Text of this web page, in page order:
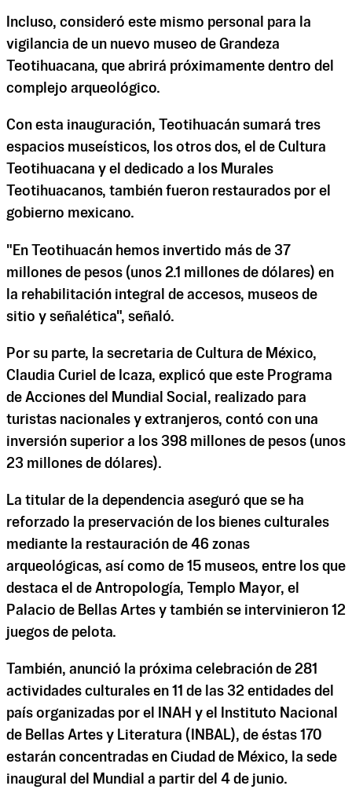
Incluso, consideró este mismo personal para la
vigilancia de un nuevo museo de Grandeza
Teotihuacana, que abrirá próximamente dentro del
complejo arqueológico.
Con esta inauguración, Teotihuacán sumará tres
espacios museísticos, los otros dos, el de Cultura
Teotihuacana y el dedicado a los Murales
Teotihuacanos, también fueron restaurados por el
gobierno mexicano.
"En Teotihuacán hemos invertido más de 37
millones de pesos (unos 2.1 millones de dólares) en
la rehabilitación integral de accesos, museos de
sitio y señalética", señaló.
Por su parte, la secretaria de Cultura de México,
Claudia Curiel de Icaza, explicó que este Programa
de Acciones del Mundial Social, realizado para
turistas nacionales y extranjeros, contó con una
inversión superior a los 398 millones de pesos (unos
23 millones de dólares).
La titular de la dependencia aseguró que se ha
reforzado la preservación de los bienes culturales
mediante la restauración de 46 zonas
arqueológicas, así como de 15 museos, entre los que
destaca el de Antropología, Templo Mayor, el
Palacio de Bellas Artes y también se intervinieron 12
juegos de pelota.
También, anunció la próxima celebración de 281
actividades culturales en 11 de las 32 entidades del
país organizadas por el INAH y el Instituto Nacional
de Bellas Artes y Literatura (INBAL), de éstas 170
estarán concentradas en Ciudad de México, la sede
inaugural del Mundial a partir del 4 de junio.